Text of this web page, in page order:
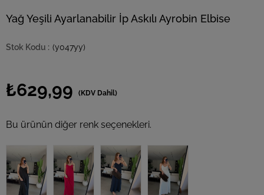
Yağ Yeşili Ayarlanabilir İp Askılı Ayrobin Elbise
(y047yy)
₺629,99 (KDV Dahil)
Bu ürünün diğer renk seçenekleri.